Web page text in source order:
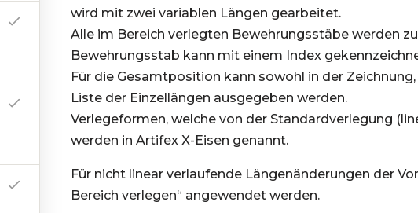
wird mit zwei variablen Längen gearbeitet.
Alle im Bereich verlegten Bewehrungsstäbe werden
Bewehrungsstab kann mit einem Index
Für die Gesamtposition kann sowohl in der
Liste der Einzellängen ausgegeben werden.
Verlegeformen, welche von der Standardverlegung
werden in Artifex X-Eisen genannt.
Für nicht linear verlaufende Längenänderungen der
Bereich verlegen“ angewendet werden.